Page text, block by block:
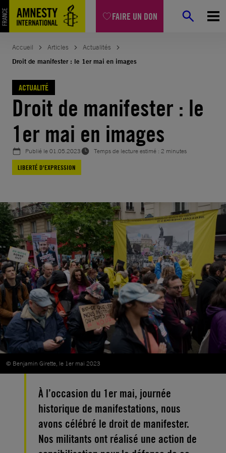
FAIRE UN DON
Aller
au
contenu
Accueil Articles
Actualités
Droit de manifester : le 1er mai en images
ACTUALITÉ
Droit de manifester : le
1er mai en images
Publié le01.05.2023
Temps de lecture estimé : 2 minutes
LIBERTÉ D'EXPRESSION
© Benjamin Girette, le 1er mai 2023
À l’occasion du 1er mai, journée
historique de manifestations, nous
avons célébré le droit de manifester.
Nos militants ont réalisé une action de